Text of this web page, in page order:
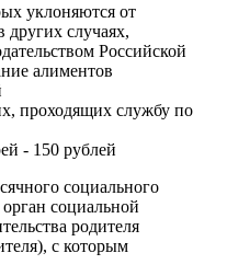
уклоняются от
случаях,
Российской
алиментов
проходящих службу по
- 150 рублей
социального
социальной
родителя
с которым